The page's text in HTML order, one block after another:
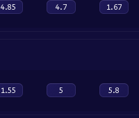
4.85 4.7 1.67
1.55 5 5.8